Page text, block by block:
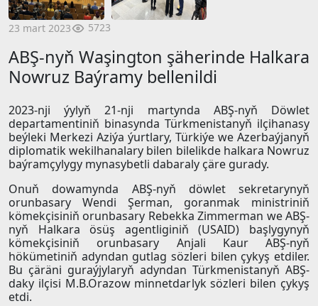
23 mart 2023 5723
ABŞ-nyň Waşington şäherinde Halkara
Nowruz Baýramy bellenildi
2023-nji ýylyň 21-nji martynda ABŞ-nyň Döwlet
departamentiniň binasynda Türkmenistanyň ilçihanasy
beýleki Merkezi Aziýa ýurtlary, Türkiýe we Azerbaýjanyň
diplomatik wekilhanalary bilen bilelikde halkara Nowruz
baýramçylygy mynasybetli dabaraly çäre gurady.
Onuň dowamynda ABŞ-nyň döwlet sekretarynyň
orunbasary Wendi Şerman, goranmak ministriniň
kömekçisiniň orunbasary Rebekka Zimmerman we ABŞ-
nyň Halkara ösüş agentliginiň (USAID) başlygynyň
kömekçisiniň orunbasary Anjali Kaur ABŞ-nyň
hökümetiniň adyndan gutlag sözleri bilen çykyş etdiler.
Bu çäräni guraýjylaryň adyndan Türkmenistanyň ABŞ-
daky ilçisi M.B.Orazow minnetdarlyk sözleri bilen çykyş
etdi.